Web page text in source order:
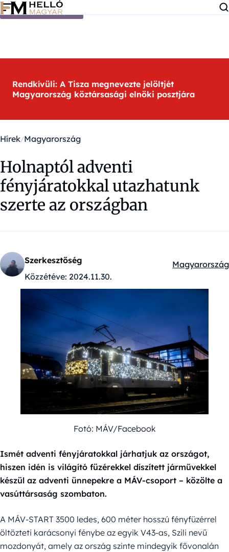
Ugrás a tartalomra
Rendkívüli: A Tisza megnevezte jelöltjét
Magyarország köztársasági elnöki posztjára
Hírek Magyarország
Holnaptól adventi
fényjáratokkal utazhatunk
szerte az országban
Szerkesztőség
Közzétéve: 2024.11.30.
Kategóriák:
Magyarország
Fotó: MÁV/Facebook
Ismét adventi fényjáratokkal járhatjuk az országot,
hiszen idén is világító füzérekkel díszített járművekkel
készül az adventi ünnepekre a MÁV-csoport – közölte a
vasúttársaság szombaton.
A MÁV-START 3500 ledes, 600 méter hosszú fényfüzérrel
öltözteti karácsonyi fénybe az egyik V43-as, Szili nevű
mozdonyát, amely az ország szinte mindegyik fővonalán